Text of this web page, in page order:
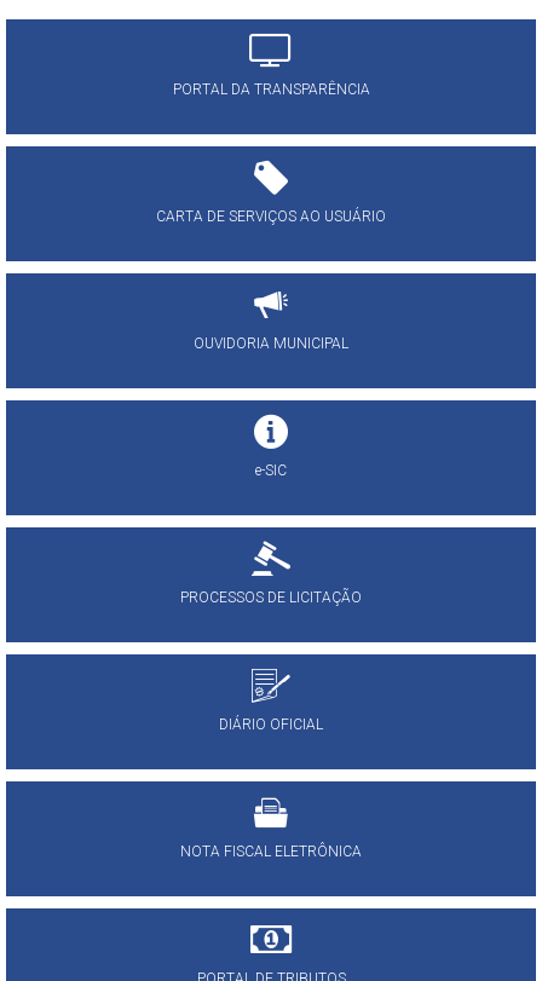
PORTAL DA TRANSPARÊNCIA
CARTA DE SERVIÇOS AO USUÁRIO
OUVIDORIA MUNICIPAL
e-SIC
PROCESSOS DE LICITAÇÃO
DIÁRIO OFICIAL
NOTA FISCAL ELETRÔNICA